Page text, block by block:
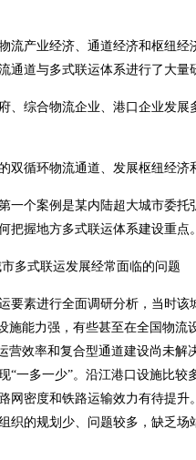
流产业经济、通道经济和枢纽
通道与多式联运体系进行了大量
、综合物流企业、港口企业发
双循环物流通道、发展枢纽经济
一个案例是某内陆超大城市委
把握地方多式联运体系建设重点。
多式联运发展经常面临的问题
要素进行全面调研分析，当时
能力强，有些甚至在全国物流
营效率和复合型通道建设尚未
“一多一少”。沿江港口设施比
密度和铁路运输效力有待提升
织的规划少、问题较多，缺乏